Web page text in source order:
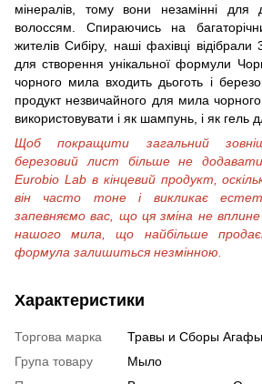
мінералів, тому вони незамінні для
волоссям. Спираючись на
жителів Сибіру, наші фахівці
для створення унікальної формули
чорного мила входить дьоготь і
продукт незвичайного для мила
використовувати і як шампунь, і як гель
Щоб покращити загальний
березовий лист більше не
Eurobio Lab в кінцевий продукт,
він часто тоне і викликає
запевняємо вас, що ця зміна не
нашого мила, що найбільше
формула залишиться незмінною.
Характеристики
Торгова марка
Травы и Сборы
Група товару
Мыло